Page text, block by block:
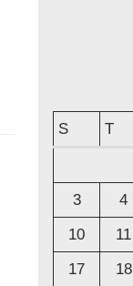
S
T
3
4
10
11
17
18